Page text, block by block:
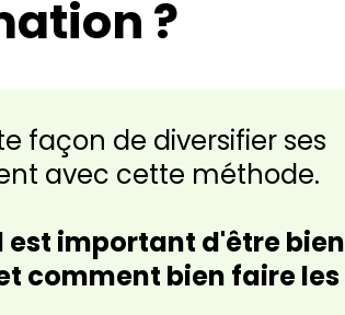
?
façon de diversifier ses
avec cette méthode.
important d'être bien
comment bien faire les